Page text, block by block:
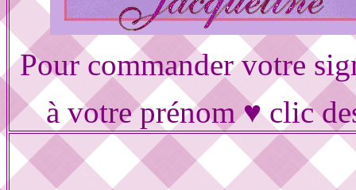
Pour commander votre
à votre prénom ♥ clic